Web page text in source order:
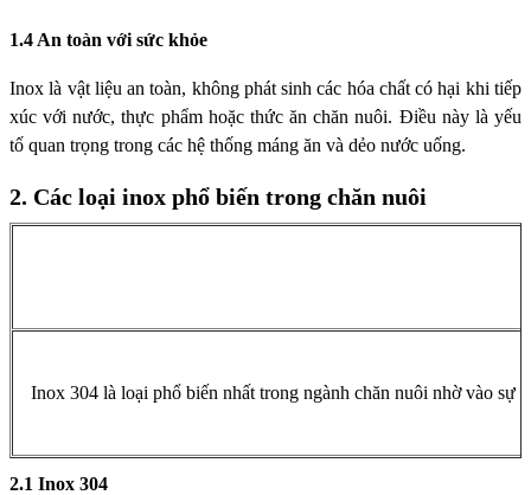
1.4 An toàn với sức khỏe
Inox là vật liệu an toàn, không phát sinh các hóa chất có hại khi tiếp
xúc với nước, thực phẩm hoặc thức ăn chăn nuôi. Điều này là yếu
tố quan trọng trong các hệ thống máng ăn và dẻo nước uống.
2. Các loại inox phổ biến trong chăn nuôi
Inox 304 là loại phổ biến nhất trong ngành chăn nuôi nhờ vào sự
2.1 Inox 304